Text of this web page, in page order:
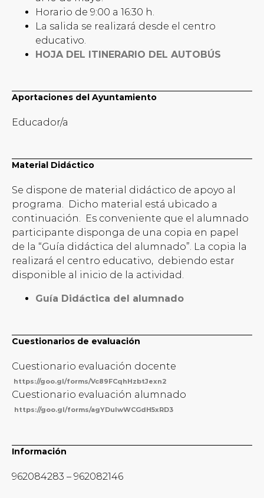
Horario de 9:00 a 16:30 h.
La salida se realizará desde el centro
educativo.
HOJA DEL ITINERARIO DEL AUTOBÚS
Aportaciones del Ayuntamiento
Educador/a
Material Didáctico
Se dispone de material didáctico de apoyo al
programa. Dicho material está ubicado a
continuación. Es conveniente que el alumnado
participante disponga de una copia en papel
de la “Guía didáctica del alumnado”. La copia la
realizará el centro educativo, debiendo estar
disponible al inicio de la actividad.
Guía Didáctica del alumnado
Cuestionarios de evaluación
Cuestionario evaluación docente
https://goo.gl/forms/Vc89FCqhHzbtJexn2
Cuestionario evaluación alumnado
https://goo.gl/forms/agYDuIwWCGdH5xRD3
Información
962084283 – 962082146